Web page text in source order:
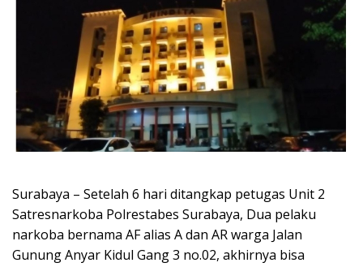
Surabaya – Setelah 6 hari ditangkap petugas Unit 2
Satresnarkoba Polrestabes Surabaya, Dua pelaku
narkoba bernama AF alias A dan AR warga Jalan
Gunung Anyar Kidul Gang 3 no.02, akhirnya bisa